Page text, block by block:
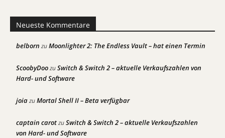
Neueste Kommentare
belborn zuMoonlighter 2: The Endless Vault – hat einen Termin
ScoobyDoozuSwitch & Switch 2 – aktuelle Verkaufszahlen von
Hard- und Software
joiazuMortal Shell II – Beta verfügbar
captain carotzuSwitch & Switch 2 – aktuelle Verkaufszahlen
von Hard- und Software